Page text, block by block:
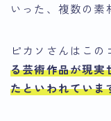
いった、複数の素
ピカソさんはこの
る芸術作品が現実
たといわれていま